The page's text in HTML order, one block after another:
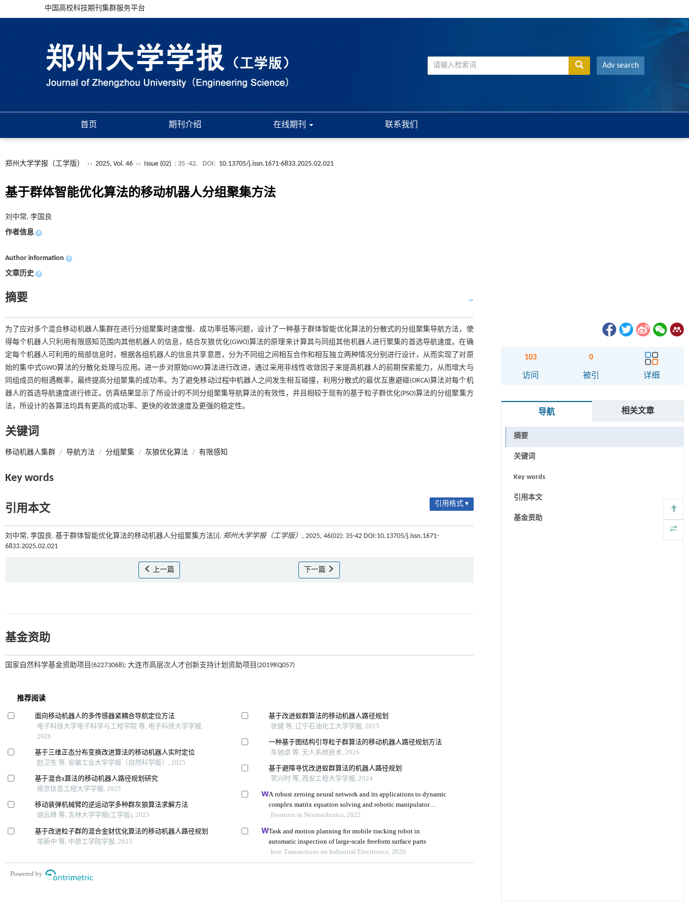
中国高校科技期刊集群服务平台
Adv search
首页 期刊介绍 在线期刊 联系我们
郑州大学学报（工学版） ›› 2025, Vol. 46 ›› Issue (02) : 35 -42. DOI: 10.13705/j.issn.1671-6833.2025.02.021
基于群体智能优化算法的移动机器人分组聚集方法
刘中常, 李国良
作者信息 +
Author information +
文章历史 +
摘要
为了应对多个混合移动机器人集群在进行分组聚集时速度慢、成功率低等问题，设计了一种基于群体智能优化算法的分散式的分组聚集导航方法，使
得每个机器人只利用有限感知范围内其他机器人的信息，结合灰狼优化(GWO)算法的原理来计算其与同组其他机器人进行聚集的首选导航速度。在确
定每个机器人可利用的局部信息时，根据各组机器人的信息共享意愿，分为不同组之间相互合作和相互独立两种情况分别进行设计，从而实现了对原
始的集中式GWO算法的分散化处理与应用。进一步对原始GWO算法进行改进，通过采用非线性收敛因子来提高机器人的前期探索能力，从而增大与
同组成员的相遇概率，最终提高分组聚集的成功率。为了避免移动过程中机器人之间发生相互碰撞，利用分散式的最优互惠避碰(ORCA)算法对每个机
器人的首选导航速度进行修正。仿真结果显示了所设计的不同分组聚集导航算法的有效性，并且相较于现有的基于粒子群优化(PSO)算法的分组聚集方
法，所设计的各算法均具有更高的成功率、更快的收敛速度及更强的稳定性。
关键词
移动机器人集群 / 导航方法 / 分组聚集 / 灰狼优化算法 / 有限感知
Key words
引用本文 引用格式 ▾
刘中常, 李国良. 基于群体智能优化算法的移动机器人分组聚集方法[J]. 郑州大学学报（工学版） , 2025, 46(02): 35-42 DOI:10.13705/j.issn.1671-
6833.2025.02.021
上一篇 下一篇
基金资助
国家自然科学基金资助项目(62273068); 大连市高层次人才创新支持计划资助项目(2019RQ057)
103
访问
0
被引 详细
导航 相关文章
摘要
关键词
Key words
引用本文
基金资助